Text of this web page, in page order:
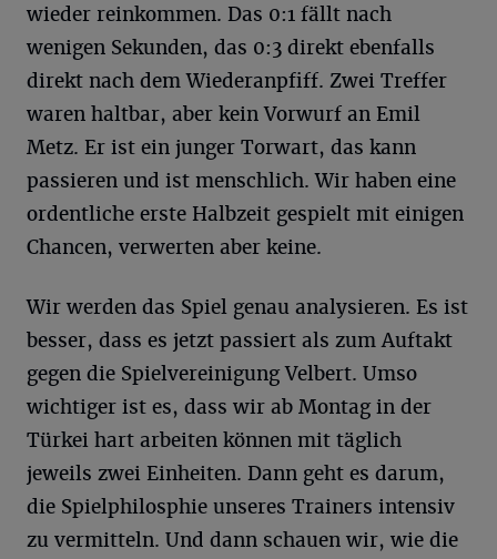
wieder reinkommen. Das 0:1 fällt nach
wenigen Sekunden, das 0:3 direkt ebenfalls
direkt nach dem Wiederanpfiff. Zwei Treffer
waren haltbar, aber kein Vorwurf an Emil
Metz. Er ist ein junger Torwart, das kann
passieren und ist menschlich. Wir haben eine
ordentliche erste Halbzeit gespielt mit einigen
Chancen, verwerten aber keine.
Wir werden das Spiel genau analysieren. Es ist
besser, dass es jetzt passiert als zum Auftakt
gegen die Spielvereinigung Velbert. Umso
wichtiger ist es, dass wir ab Montag in der
Türkei hart arbeiten können mit täglich
jeweils zwei Einheiten. Dann geht es darum,
die Spielphilosphie unseres Trainers intensiv
zu vermitteln. Und dann schauen wir, wie die